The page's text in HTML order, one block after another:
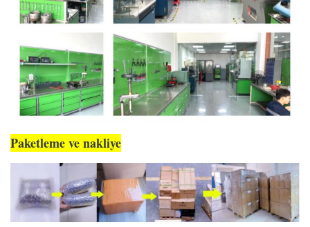
Paketleme ve nakliye